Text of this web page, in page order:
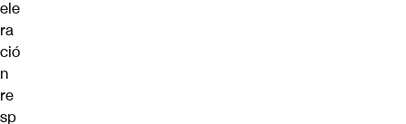
ele
ra
ció
n
re
sp